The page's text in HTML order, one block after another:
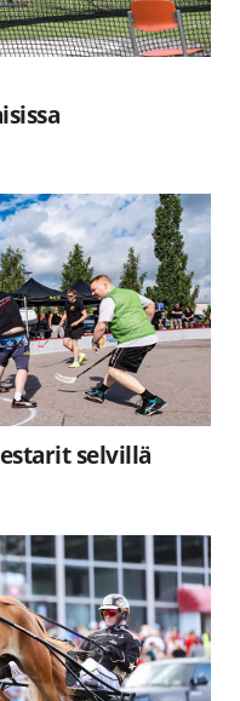
selvillä